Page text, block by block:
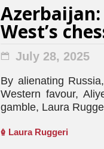
West’s
July 28, 2025
By alienating
Western favour,
gamble, Laura
Laura Ruggeri